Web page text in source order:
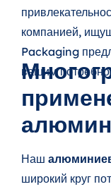
компанией,
Packaging
вашим
Наш
широкий круг